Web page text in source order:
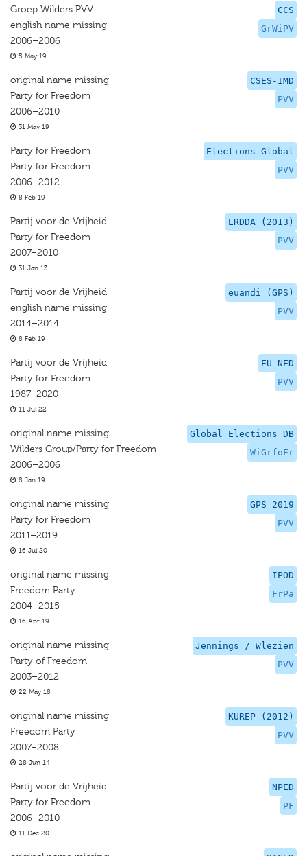
CCS
GrWiPV
Groep Wilders PVV
english name missing
2006–2006
5 May 19
CSES-IMD
PVV
original name missing
Party for Freedom
2006–2010
31 May 19
Elections Global
PVV
Party for Freedom
Party for Freedom
2006–2012
8 Feb 19
ERDDA (2013)
PVV
Partij voor de Vrijheid
Party for Freedom
2007–2010
31 Jan 13
euandi (GPS)
PVV
Partij voor de Vrijheid
english name missing
2014–2014
8 Feb 19
EU-NED
PVV
Partij voor de Vrijheid
Party for Freedom
1987–2020
11 Jul 22
Global Elections DB
WiGrfoFr
original name missing
Wilders Group/Party for Freedom
2006–2006
8 Jan 19
GPS 2019
PVV
original name missing
Party for Freedom
2011–2019
16 Jul 20
IPOD
FrPa
original name missing
Freedom Party
2004–2015
16 Apr 19
Jennings / Wlezien
PVV
original name missing
Party of Freedom
2003–2012
22 May 18
KUREP (2012)
PVV
original name missing
Freedom Party
2007–2008
28 Jun 14
NPED
PF
Partij voor de Vrijheid
Party for Freedom
2006–2010
11 Dec 20